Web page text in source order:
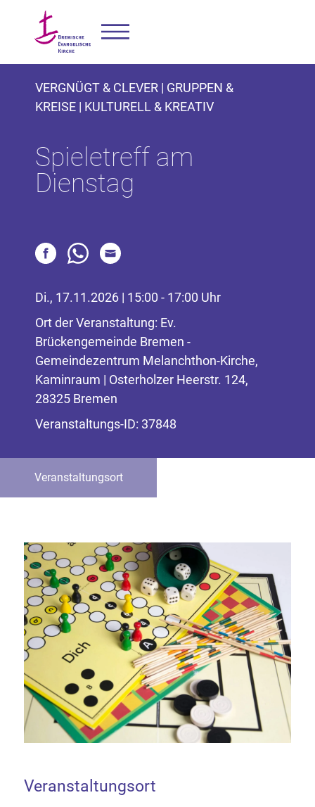
VERGNÜGT & CLEVER | GRUPPEN &
KREISE | KULTURELL & KREATIV
Spieletreff am
Dienstag
Di., 17.11.2026 | 15:00 - 17:00 Uhr
Ort der Veranstaltung: Ev.
Brückengemeinde Bremen -
Gemeindezentrum Melanchthon-Kirche,
Kaminraum | Osterholzer Heerstr. 124,
28325 Bremen
Veranstaltungs-ID: 37848
Veranstaltungsort
Veranstaltungsort